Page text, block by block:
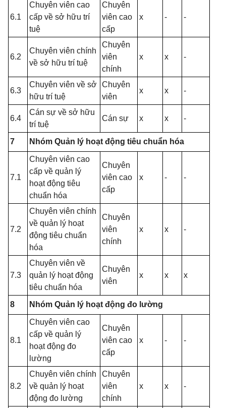
6.1
Chuyên viên cao
cấp về sở hữu trí
tuệ
Chuyên
viên cao
cấp
x - -
6.2
Chuyên viên chính
về sở hữu trí tuệ
Chuyên
viên
chính
x x -
6.3
Chuyên viên về sở
hữu trí tuệ
Chuyên
viên
x x -
6.4
Cán sự về sở hữu
trí tuệ
Cán sự x x -
7 Nhóm Quản lý hoạt động tiêu chuẩn hóa
7.1
Chuyên viên cao
cấp về quản lý
hoạt động tiêu
chuẩn hóa
Chuyên
viên cao
cấp
x - -
7.2
Chuyên viên chính
về quản lý hoạt
động tiêu chuẩn
hóa
Chuyên
viên
chính
x x -
7.3
Chuyên viên về
quản lý hoạt động
tiêu chuẩn hóa
Chuyên
viên
x x x
8 Nhóm Quản lý hoạt động đo lường
8.1
Chuyên viên cao
cấp về quản lý
hoạt động đo
lường
Chuyên
viên cao
cấp
x - -
8.2
Chuyên viên chính
về quản lý hoạt
động đo lường
Chuyên
viên
chính
x x -